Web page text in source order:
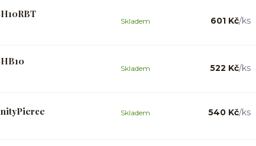
601 Kč/ks
Skladem
522 Kč/ks
Skladem
540 Kč/ks
Skladem